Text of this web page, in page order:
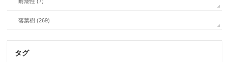
落葉樹 (269)
タグ